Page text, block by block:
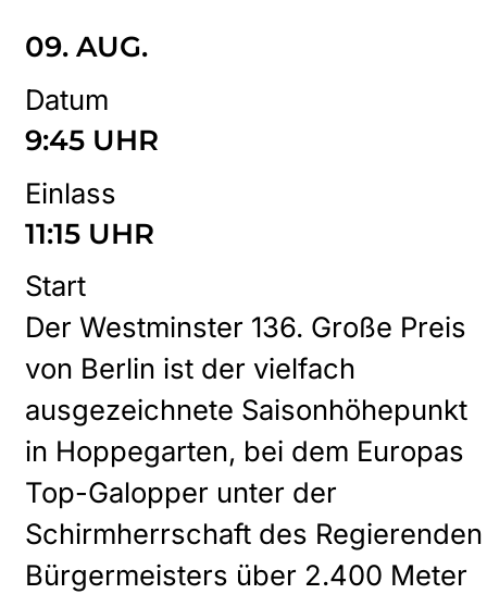
09. AUG.
Datum
9:45 UHR
Einlass
11:15 UHR
Start
Der Westminster 136. Große Preis
von Berlin ist der vielfach
ausgezeichnete Saisonhöhepunkt
in Hoppegarten, bei dem Europas
Top-Galopper unter der
Schirmherrschaft des Regierenden
Bürgermeisters über 2.400 Meter